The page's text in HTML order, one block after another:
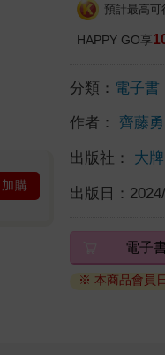
加購
預計最高可
HAPPY GO享
分類： 電子書
作者： 齊藤勇
出版社： 大
出版日：
電子
※ 本商品會員